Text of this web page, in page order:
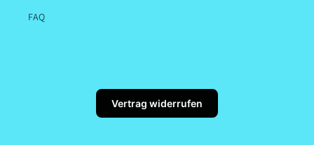
FAQ
Vertrag widerrufen